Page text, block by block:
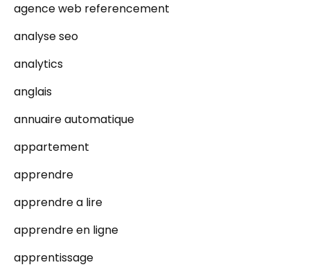
agence web referencement
analyse seo
analytics
anglais
annuaire automatique
appartement
apprendre
apprendre a lire
apprendre en ligne
apprentissage